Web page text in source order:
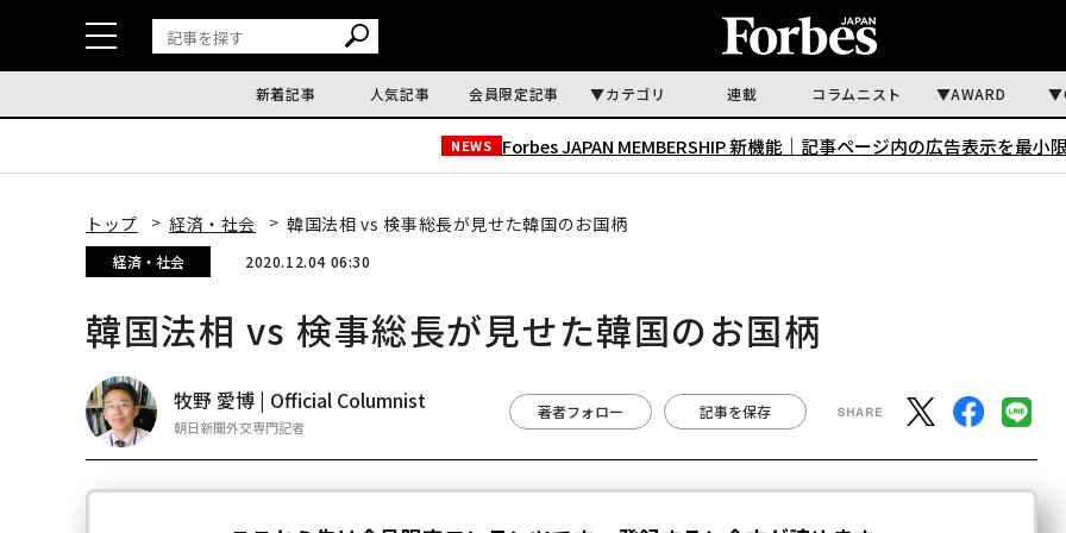
新着記事 人気記事 会員限定記事 カテゴリ 連載 コラムニスト AWARD
NEWS Forbes JAPAN MEMBERSHIP 新機能｜ 記事ページ内の広告表示を最小
トップ 経済・社会 韓国法相 vs 検事総長が見せた韓国のお国柄
経済・社会 2020.12.04 06:30
韓国法相 vs 検事総長が見せた韓国のお国柄
牧野 愛博 | Official Columnist
朝日新聞外交専門記者
著者フォロー 記事を保存